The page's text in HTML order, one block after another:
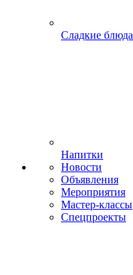
Сладкие блюда
Напитки
Новости
Объявления
Мероприятия
Мастер-классы
Спецпроекты